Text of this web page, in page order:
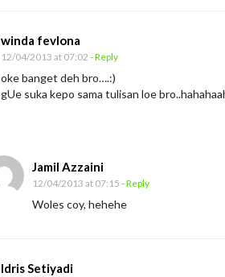
winda fevlona
12/04/2013 at 07:02 - Reply
oke banget deh bro….:)
gUe suka kepo sama tulisan loe
Jamil Azzaini
12/04/2013 at 07:15 - Reply
Woles coy, hehehe
Idris Setiyadi